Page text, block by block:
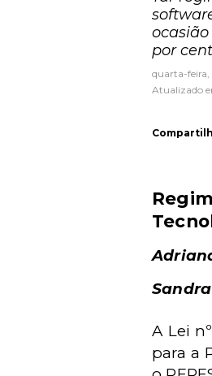
por
quarta-feira,
Atualizado
A Lei
para a